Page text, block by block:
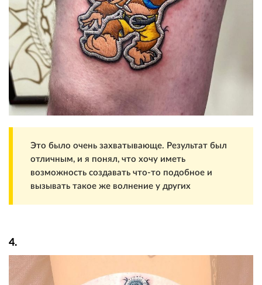
Это было очень захватывающе. Результат был
отличным, и я понял, что хочу иметь
возможность создавать что-то подобное и
вызывать такое же волнение у других
4.